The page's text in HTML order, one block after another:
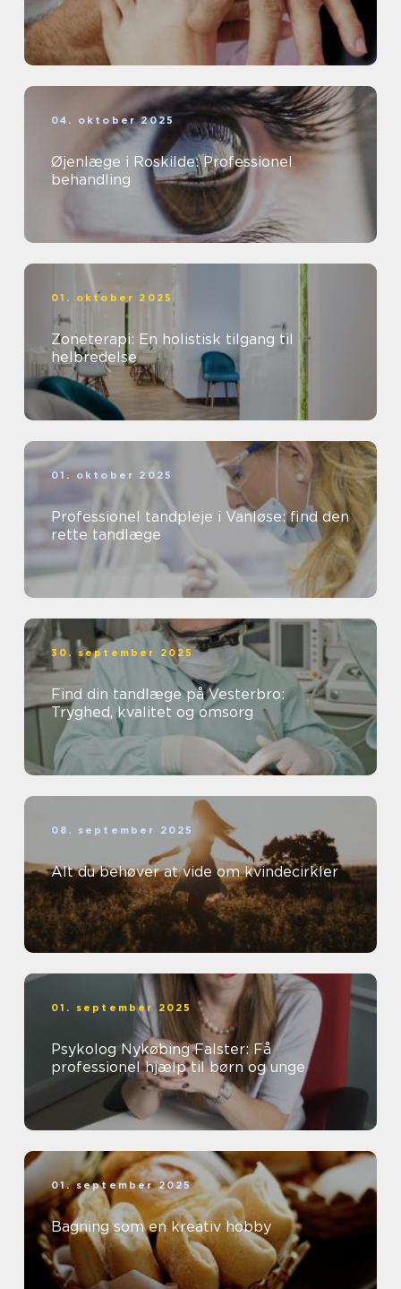
04. oktober 2025
Øjenlæge i Roskilde: Professionel
behandling
01. oktober 2025
Zoneterapi: En holistisk tilgang til
helbredelse
01. oktober 2025
Professionel tandpleje i Vanløse: find den
rette tandlæge
30. september 2025
Find din tandlæge på Vesterbro:
Tryghed, kvalitet og omsorg
08. september 2025
Alt du behøver at vide om kvindecirkler
01. september 2025
Psykolog Nykøbing Falster: Få
professionel hjælp til børn og unge
01. september 2025
Bagning som en kreativ hobby